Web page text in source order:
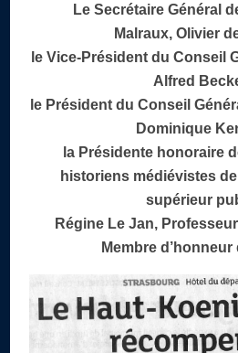
Le Secrétaire Général
Malraux, Olivier
le Vice-Président du Conseil
Alfred
le Président du Conseil
Dominique
la Présidente honoraire
historiens médiévistes
supérieur
Régine Le Jan,
Membre